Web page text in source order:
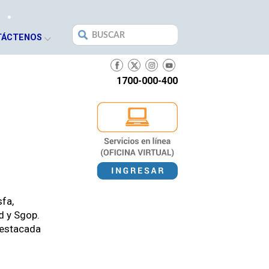
Search
for:
1700-000-400
y Sgop.